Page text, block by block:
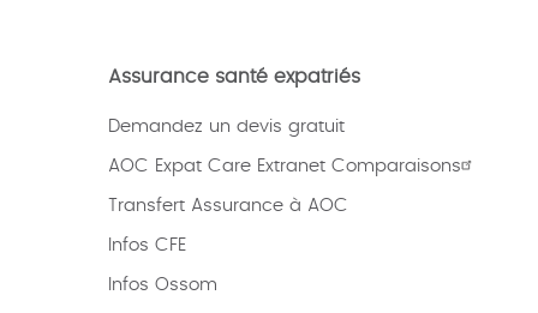
Assurance santé expatriés
Demandez un devis gratuit
AOC Expat Care Extranet Comparaisons
Transfert Assurance à AOC
Infos CFE
Infos Ossom